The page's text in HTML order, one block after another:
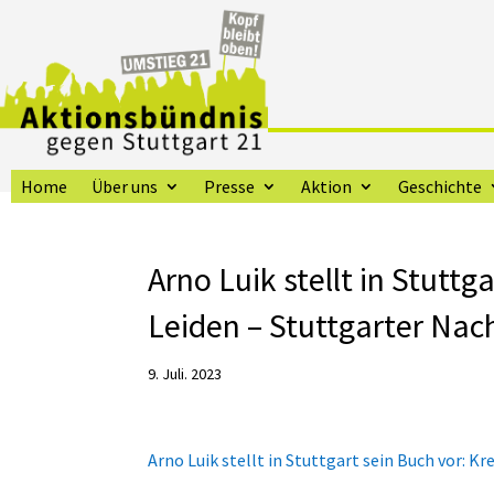
Home Über uns Presse Aktion Geschichte
Arno Luik stellt in
Leiden – Stuttgarter
9. Juli. 2023
Arno Luik stellt in Stuttgart sein Buch vor: